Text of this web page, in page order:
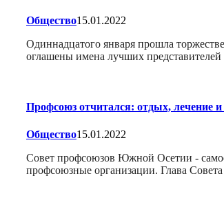
Общество15.01.2022
Одиннадцатого января прошла
оглашены имена лучших
Профсоюз отчитался: отдых, лечение
Общество15.01.2022
Совет профсоюзов Южной Осетии -
профсоюзные организации. Глава